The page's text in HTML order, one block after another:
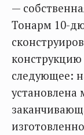
—
Тонарм 10-
конструкцию
следующее:
установлена